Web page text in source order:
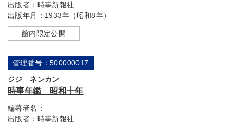
出版者： 時事新報社
出版年月： 1933年（昭和8年）
館内限定公開
管理番号：500000017
ジジ ネンカン
時事年鑑 昭和十年
編著者名：
出版者： 時事新報社